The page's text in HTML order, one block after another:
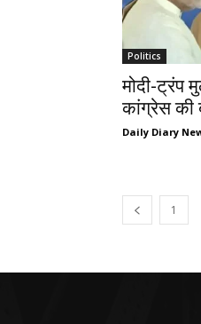
Politics
मोदी-ट्रंप
कांग्रेस की
Daily Diary
1